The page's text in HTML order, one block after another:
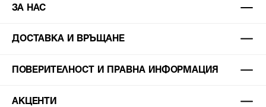
ЗА НАС
ДОСТАВКА И ВРЪЩАНЕ
ПОВЕРИТЕЛНОСТ И ПРАВНА ИНФОРМАЦИЯ
АКЦЕНТИ